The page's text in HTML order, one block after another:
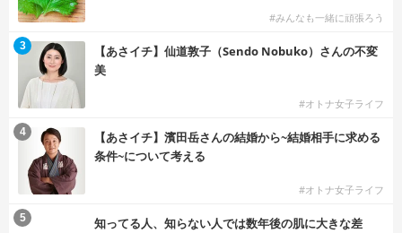
#みんなも一緒に頑張ろう
【あさイチ】仙道敦子（Sendo Nobuko）さんの不変
美
#オトナ女子ライフ
3
【あさイチ】濱田岳さんの結婚から~結婚相手に求める
条件~について考える
#オトナ女子ライフ
4
知ってる人、知らない人では数年後の肌に大きな差
5